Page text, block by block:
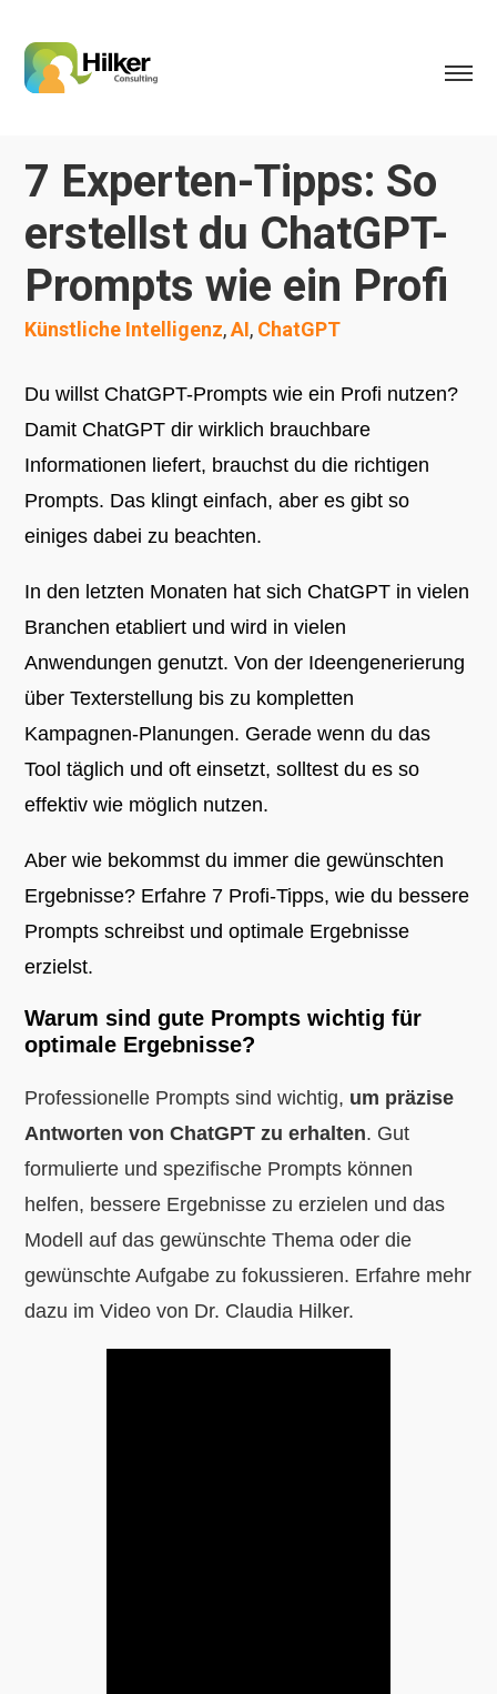
7 Experten-Tipps: So
erstellst du ChatGPT-
Prompts wie ein Profi
Künstliche Intelligenz,AI, ChatGPT
Du willst ChatGPT-Prompts wie ein Profi nutzen?
Damit ChatGPT dir wirklich brauchbare
Informationen liefert, brauchst du die richtigen
Prompts. Das klingt einfach, aber es gibt so
einiges dabei zu beachten.
In den letzten Monaten hat sich ChatGPT in vielen
Branchen etabliert und wird in vielen
Anwendungen genutzt. Von der Ideengenerierung
über Texterstellung bis zu kompletten
Kampagnen-Planungen. Gerade wenn du das
Tool täglich und oft einsetzt, solltest du es so
effektiv wie möglich nutzen.
Aber wie bekommst du immer die gewünschten
Ergebnisse? Erfahre 7 Profi-Tipps, wie du bessere
Prompts schreibst und optimale Ergebnisse
erzielst.
Warum sind gute Prompts wichtig für
optimale Ergebnisse?
Professionelle Prompts sind wichtig, um präzise
Antworten von ChatGPT zu erhalten. Gut
formulierte und spezifische Prompts können
helfen, bessere Ergebnisse zu erzielen und das
Modell auf das gewünschte Thema oder die
gewünschte Aufgabe zu fokussieren. Erfahre mehr
dazu im Video von Dr. Claudia Hilker.